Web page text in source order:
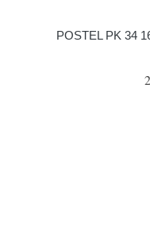
POSTEL PK 34